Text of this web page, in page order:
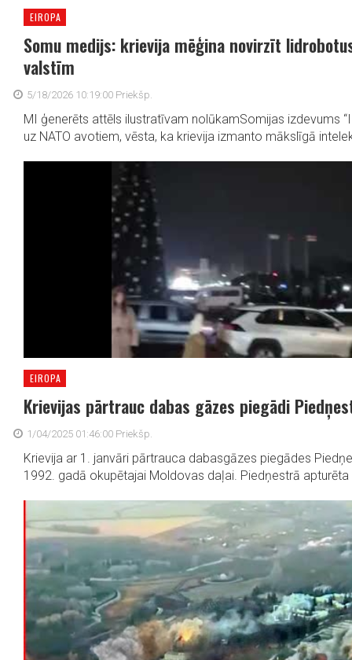
EIROPA
Somu medijs: krievija mēģina novirzīt
valstīm
5/18/2026 10:19:00 Priekšp.
MI ģenerēts attēls ilustratīvam nolūkamSomijas izdevums
uz NATO avotiem, vēsta, ka krievija izmanto mākslīgā
EIROPA
Krievijas pārtrauc dabas gāzes piegādi
1/04/2025 01:46:00 Priekšp.
Krievija ar 1. janvāri pārtrauca dabasgāzes piegādes
1992. gadā okupētajai Moldovas daļai. Piedņestrā